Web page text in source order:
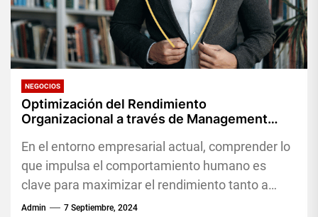
NEGOCIOS
Optimización del Rendimiento
Organizacional a través de Management
En el entorno empresarial actual, comprender lo
que impulsa el comportamiento humano es
clave para maximizar el rendimiento tanto a
nivel individual como colectivo. Management...
Admin 7 Septiembre, 2024